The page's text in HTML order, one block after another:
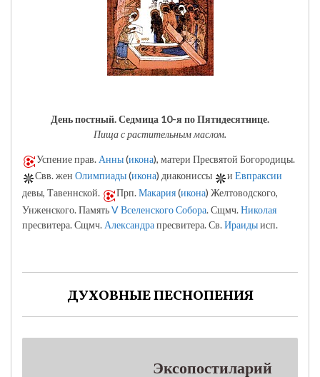
День постный.Седмица 10-я по Пятидесятнице.
Пища с растительным маслом.
Успение прав. Анны(икона), матери Пресвятой Богородицы.
Свв. жен Олимпиады(икона) диакониссы и Евпраксии
девы, Тавеннской.
Прп.Макария(икона) Желтоводского,
Унженского. ПамятьV Вселенского Собора. Сщмч.Николая
пресвитера. Сщмч. Александрапресвитера. Св.Ираидыисп.
ДУХОВНЫЕ ПЕСНОПЕНИЯ
Эксопостиларий